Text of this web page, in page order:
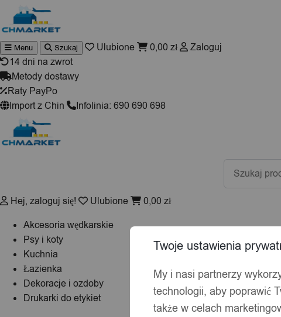
Menu Szukaj Ulubione 0,00 zł
Zaloguj
14 dni na zwrot
Metody dostawy
Raty PayPo
Import z Chin
Infolinia: 690 690 698
produktów
Hej, zaloguj się! Ulubione 0,00 zł
Akcesoria wędkarskie
Psy i koty
Kuchnia
Łazienka
Dekoracje i ozdoby
Drukarki do etykiet
Twoje ustawienia
My i nasi partnerzy
technologii, aby poprawić
także w celach